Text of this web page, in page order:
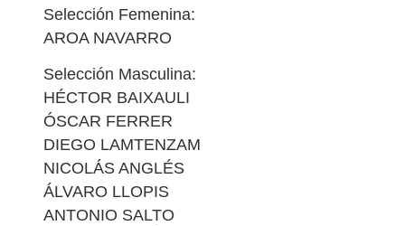
Selección Femenina:
AROA NAVARRO
Selección Masculina:
HÉCTOR BAIXAULI
ÓSCAR FERRER
DIEGO LAMTENZAM
NICOLÁS ANGLÉS
ÁLVARO LLOPIS
ANTONIO SALTO